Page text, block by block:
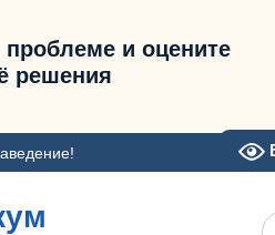
и оцените
решения